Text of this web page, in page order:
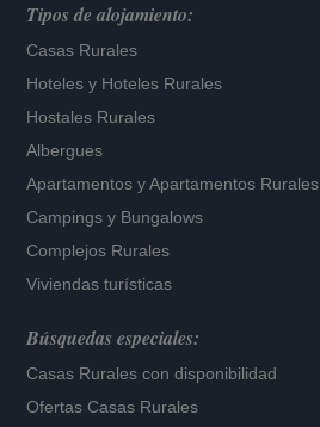
Tipos de alojamiento:
Casas Rurales
Hoteles y Hoteles Rurales
Hostales Rurales
Albergues
Apartamentos yApartamentos Rurales
Campings y Bungalows
Complejos Rurales
Viviendas turísticas
Búsquedas especiales:
Casas Rurales con disponibilidad
Ofertas Casas Rurales